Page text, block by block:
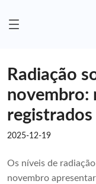
Radiação
novembro:
registrados
2025-12-19
Os níveis de
novembro